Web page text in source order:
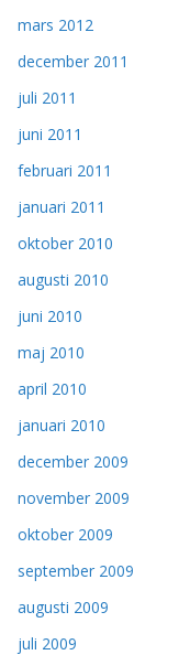
mars 2012
december 2011
juli 2011
juni 2011
februari 2011
januari 2011
oktober 2010
augusti 2010
juni 2010
maj 2010
april 2010
januari 2010
december 2009
november 2009
oktober 2009
september 2009
augusti 2009
juli 2009